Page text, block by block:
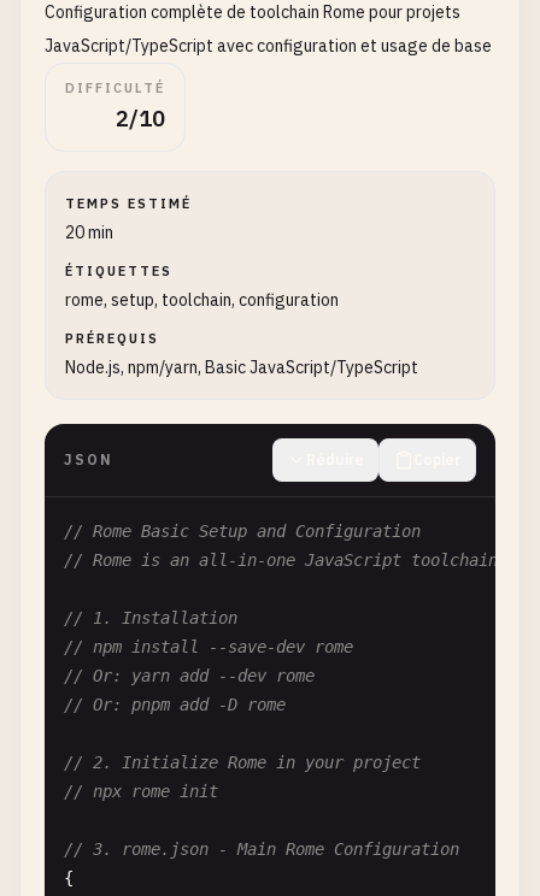
Configuration complète de toolchain Rome pour projets
JavaScript/TypeScript avec configuration et usage de base
DIFFICULTÉ
2/10
TEMPS ESTIMÉ
20 min
ÉTIQUETTES
rome, setup, toolchain, configuration
PRÉREQUIS
Node.js, npm/yarn, Basic JavaScript/TypeScript
JSON
// Rome Basic Setup and Configuration
// Rome is an all-in-one JavaScript toolchain
// 1. Installation
// npm install --save-dev rome
// Or: yarn add --dev rome
// Or: pnpm add -D rome
// 2. Initialize Rome in your project
// npx rome init
// 3. rome.json - Main Rome Configuration
{